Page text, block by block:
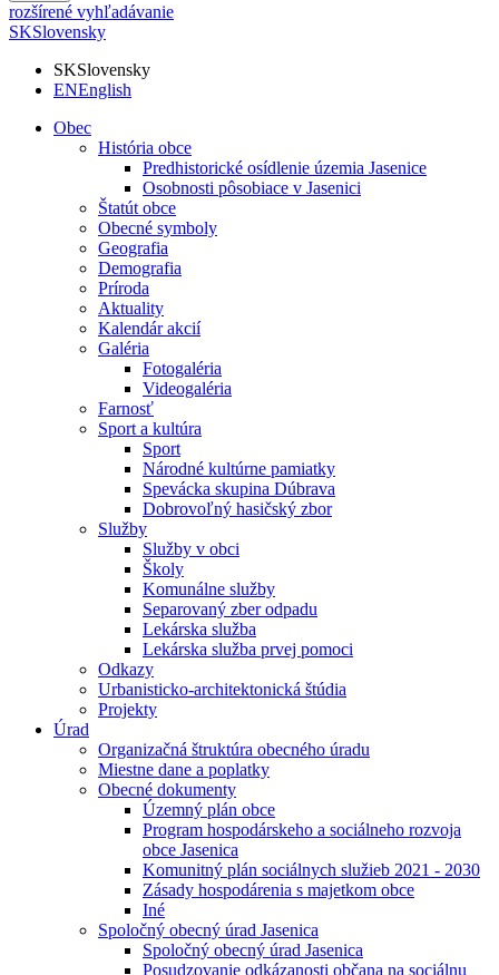
rozšírené vyhľadávanie
SKSlovensky
SKSlovensky
ENEnglish
Obec
História obce
Predhistorické osídlenie územia Jasenice
Osobnosti pôsobiace v Jasenici
Štatút obce
Obecné symboly
Geografia
Demografia
Príroda
Aktuality
Kalendár akcií
Galéria
Fotogaléria
Videogaléria
Farnosť
Sport a kultúra
Sport
Národné kultúrne pamiatky
Spevácka skupina Dúbrava
Dobrovoľný hasičský zbor
Služby
Služby v obci
Školy
Komunálne služby
Separovaný zber odpadu
Lekárska služba
Lekárska služba prvej pomoci
Odkazy
Urbanisticko-architektonická štúdia
Projekty
Úrad
Organizačná štruktúra obecného úradu
Miestne dane a poplatky
Obecné dokumenty
Územný plán obce
Program hospodárskeho a sociálneho rozvoja
obce Jasenica
Komunitný plán sociálnych služieb 2021 - 2030
Zásady hospodárenia s majetkom obce
Iné
Spoločný obecný úrad Jasenica
Spoločný obecný úrad Jasenica
Posudzovanie odkázanosti občana na sociálnu